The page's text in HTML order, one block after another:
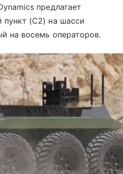
предлагает
(C2) на шасси
на восемь операторов.